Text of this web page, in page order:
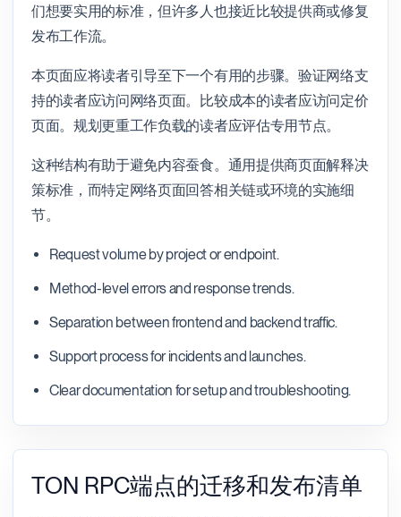
们想要实用的标准，但许多人也接近比较提供商或修复
发布工作流。
本页面应将读者引导至下一个有用的步骤。验证网络支
持的读者应访问网络页面。比较成本的读者应访问定价
页面。规划更重工作负载的读者应评估专用节点。
这种结构有助于避免内容蚕食。通用提供商页面解释决
策标准，而特定网络页面回答相关链或环境的实施细
节。
Request volume by project or endpoint.
Method-level errors and response trends.
Separation between frontend and backend traffic.
Support process for incidents and launches.
Clear documentation for setup and troubleshooting.
TON RPC端点的迁移和发布清单